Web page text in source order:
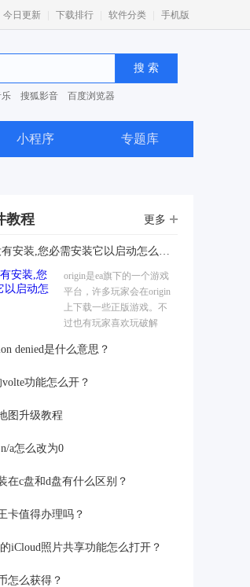
今日更新 下载排行 软件分类 手机版
搜狐影音
百度浏览器
小程序 专题库
教程 更多
安装,您必需安装它以启动怎么解决？
origin是ea旗下的一个游戏
平台，许多玩家会在origin
上下载一些正版游戏。不
过也有玩家喜欢玩破解
的时候，会出现“origin没有
动”的错误提示。这时候应
denied是什么意思？
功能怎么开？
图升级教程
a怎么改为0
在c盘和d盘有什么区别？
卡值得办理吗？
iCloud照片共享功能怎么打开？
怎么获得？